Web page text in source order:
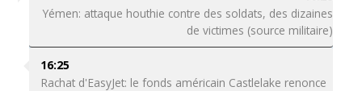
Yémen: attaque houthie contre des soldats, des dizaines
de victimes (source militaire)
16:25
Rachat d'EasyJet: le fonds américain Castlelake renonce